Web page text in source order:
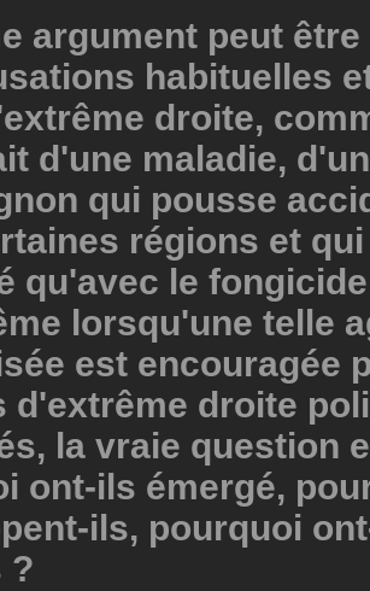
argument peut
habituelles
droite,
d'une maladie,
qui pousse
régions et
qu'avec le
lorsqu'une telle
est encouragée
d'extrême droite
la vraie question
ont-ils émergé,
ils, pourquoi
?